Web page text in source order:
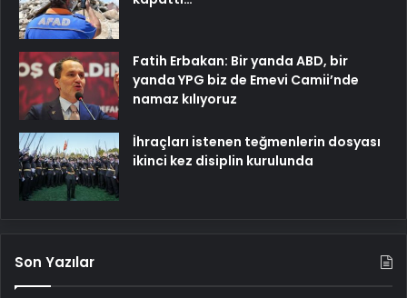
Fatih Erbakan: Bir yanda ABD, bir
yanda YPG biz de Emevi Camii’nde
namaz kılıyoruz
İhraçları istenen teğmenlerin dosyası
ikinci kez disiplin kurulunda
Son Yazılar